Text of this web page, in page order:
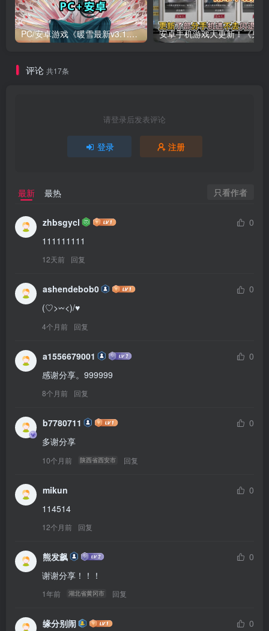
PC/安卓游戏《暖雪最新v3.1.0.1》终业DLC整合版！
评论 共17条
请登录后发表评论
登录 注册
最新 最热 只看作者
zhbsgycl
0
111111111
12天前 回复
ashendebob0
0
(♡>𖥦<)/♥
4个月前 回复
a1556679001
0
感谢分享。999999
8个月前 回复
b7780711
0
多谢分享
10个月前 陕西省西安市 回复
mikun
0
114514
12个月前 回复
熊发飙
0
谢谢分享！！！
1年前 湖北省黄冈市 回复
缘分别闹
0